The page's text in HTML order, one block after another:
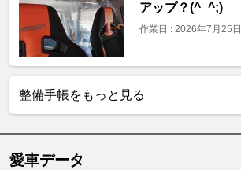
アップ？(^_^;)
作業日 : 2026年7月25日
整備手帳をもっと見る
愛車データ